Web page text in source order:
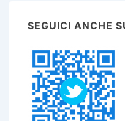
SEGUICI ANCHE